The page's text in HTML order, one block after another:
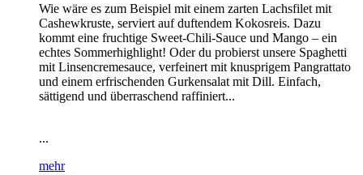
Wie wäre es zum Beispiel mit einem zarten Lachsfilet mit
Cashewkruste, serviert auf duftendem Kokosreis. Dazu
kommt eine fruchtige Sweet-Chili-Sauce und Mango – ein
echtes Sommerhighlight! Oder du probierst unsere Spaghetti
mit Linsencremesauce, verfeinert mit knusprigem Pangrattato
und einem erfrischenden Gurkensalat mit Dill. Einfach,
sättigend und überraschend raffiniert...
...
mehr